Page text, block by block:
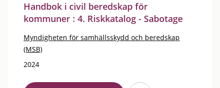
Handbok i civil beredskap för
kommuner : 4. Riskkatalog - Sabotage
Myndigheten för samhällsskydd och beredskap
(MSB)
2024